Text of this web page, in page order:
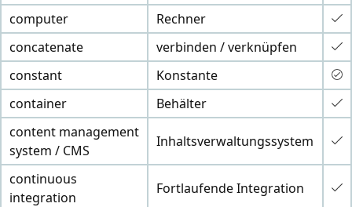
computer
Rechner
concatenate
verbinden / verknüpfen
constant
Konstante
container
Behälter
content management
system / CMS
Inhaltsverwaltungssystem
continuous
integration
Fortlaufende Integration